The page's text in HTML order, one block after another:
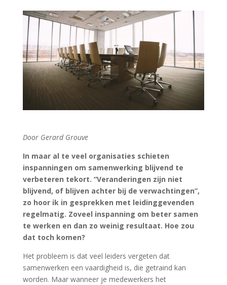
Door Gerard Grouve
In maar al te veel organisaties schieten
inspanningen om samenwerking blijvend te
verbeteren tekort. “Veranderingen zijn niet
blijvend, of blijven achter bij de verwachtingen”,
zo hoor ik in gesprekken met leidinggevenden
regelmatig. Zoveel inspanning om beter samen
te werken en dan zo weinig resultaat. Hoe zou
dat toch komen?
Het probleem is dat veel leiders vergeten dat
samenwerken een vaardigheid is, die getraind kan
worden. Maar wanneer je medewerkers het